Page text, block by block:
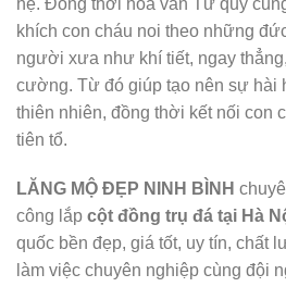
khích con cháu noi theo những
người xưa như khí tiết, ngay
cường. Từ đó giúp tạo nên sự hài
thiên nhiên, đồng thời kết nối con
tiên tổ.
LĂNG MỘ ĐẸP NINH BÌNH
công lắp cột đồng trụ đá tại Hà
quốc bền đẹp, giá tốt, uy tín, chất
làm việc chuyên nghiệp cùng đội